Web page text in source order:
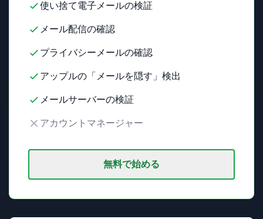
使い捨て電子メールの検証
メール配信の確認
プライバシーメールの確認
アップルの「メールを隠す」検出
メールサーバーの検証
アカウントマネージャー
無料で始める